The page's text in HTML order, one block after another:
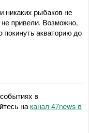
никаких рыбаков не
привели. Возможно,
акваторию до
в
на канал 47news в